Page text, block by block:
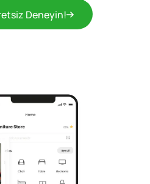
Deneyin!